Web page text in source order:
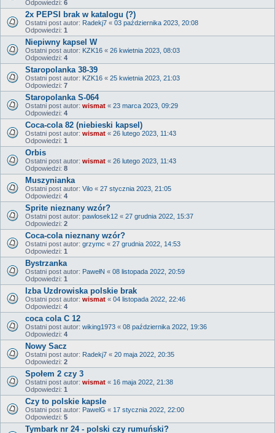
Odpowiedzi: 6
2x PEPSI brak w katalogu (?)
Ostatni post autor: Radekj7 « 03 października 2023, 20:08
Odpowiedzi: 1
Niepiwny kapsel W
Ostatni post autor: KZK16 « 26 kwietnia 2023, 08:03
Odpowiedzi: 4
Staropolanka 38-39
Ostatni post autor: KZK16 « 25 kwietnia 2023, 21:03
Odpowiedzi: 7
Staropolanka S-064
Ostatni post autor: wismat « 23 marca 2023, 09:29
Odpowiedzi: 4
Coca-cola 82 (niebieski kapsel)
Ostatni post autor: wismat « 26 lutego 2023, 11:43
Odpowiedzi: 1
Orbis
Ostatni post autor: wismat « 26 lutego 2023, 11:43
Odpowiedzi: 8
Muszynianka
Ostatni post autor: Vilo « 27 stycznia 2023, 21:05
Odpowiedzi: 4
Sprite nieznany wzór?
Ostatni post autor: pawlosek12 « 27 grudnia 2022, 15:37
Odpowiedzi: 2
Coca-cola nieznany wzór?
Ostatni post autor: grzymc « 27 grudnia 2022, 14:53
Odpowiedzi: 1
Bystrzanka
Ostatni post autor: PawełN « 08 listopada 2022, 20:59
Odpowiedzi: 1
Izba Uzdrowiska polskie brak
Ostatni post autor: wismat « 04 listopada 2022, 22:46
Odpowiedzi: 4
coca cola C 12
Ostatni post autor: wiking1973 « 08 października 2022, 19:36
Odpowiedzi: 4
Nowy Sacz
Ostatni post autor: Radekj7 « 20 maja 2022, 20:35
Odpowiedzi: 2
Społem 2 czy 3
Ostatni post autor: wismat « 16 maja 2022, 21:38
Odpowiedzi: 1
Czy to polskie kapsle
Ostatni post autor: PawelG « 17 stycznia 2022, 22:00
Odpowiedzi: 5
Tymbark nr 24 - polski czy rumuński?